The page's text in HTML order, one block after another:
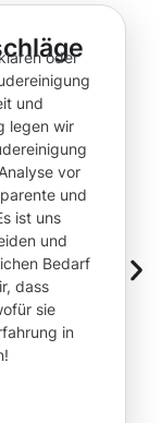
oder
und
legen wir
vor
und
ist uns
und
Bedarf
dass
sie
in